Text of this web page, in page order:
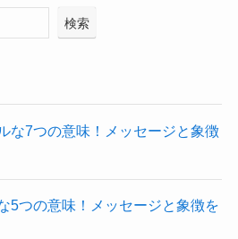
検索
な7つの意味！メッセージと象徴
5つの意味！メッセージと象徴を